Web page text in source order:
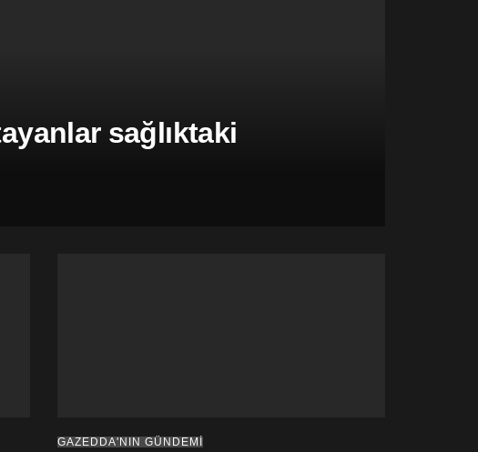
sağlıktaki
GAZEDDA'NIN GÜNDEMİ